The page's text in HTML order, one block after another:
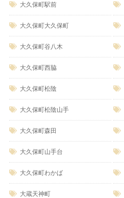
大久保町駅前
大久保町大久保町
大久保町谷八木
大久保町西脇
大久保町松陰
大久保町松陰山手
大久保町森田
大久保町山手台
大久保町わかば
大蔵天神町